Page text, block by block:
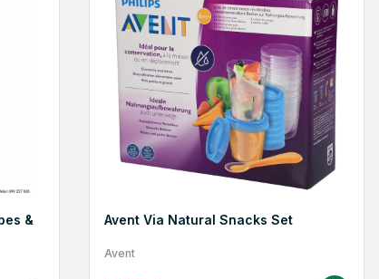
&
Avent Via Natural Snacks Set
Avent